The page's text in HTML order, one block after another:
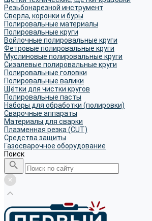
Резьбонарезной инструмент
Сверла, коронки и буры
Полировальные материалы
Полировальные круги
Войлочные полировальные круги
Фетровые полировальные круги
Муслиновые полировальные круги
Cизалевые полировальные круги
Полировальные головки
Полировальные валики
Щётки для чистки кругов
Полировальные пасты
Наборы для обработки (полировки)
Сварочные аппараты
Материалы для сварки
Плазменная резка (CUT)
Средства защиты
Газосварочное оборудование
Поиск